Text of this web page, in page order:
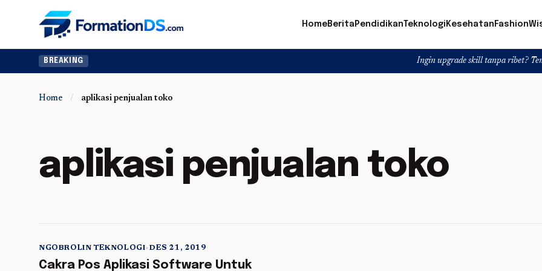
HomeBerita PendidikanTeknologi Kesehatan Fashion
BREAKING Ingin upgrade skill tanpa ribet? Temukan
Home / aplikasi penjualan toko
aplikasi penjualan toko
5 min read
NGOBROLIN TEKNOLOGI•DES 21, 2019
Cakra Pos Aplikasi Software Untuk